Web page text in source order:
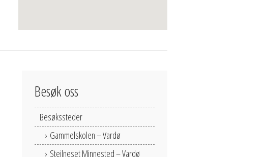
Besøk oss
Besøkssteder
Gammelskolen – Vardø
Steilneset Minnested – Vardø